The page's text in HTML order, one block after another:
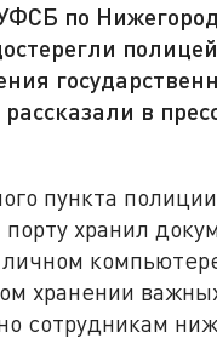
по
в
пункта
хранил
личном
хранении
сотрудникам